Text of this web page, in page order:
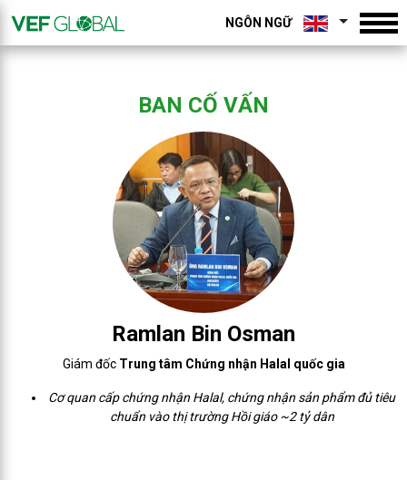
NGÔN NGỮ
BAN CỐ VẤN
Ramlan Bin Osman
Giám đốc Trung tâm Chứng nhận Halal quốc gia
Cơ quan cấp chứng nhận Halal, chứng nhận sản phẩm đủ tiêu
chuẩn vào thị trường Hồi giáo ~2 tỷ dân